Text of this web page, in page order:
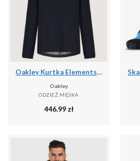
Oakley Kurtka Elements Shell 2.0 Foa406090-02E
Oakley
ODZIEŻ MĘSKA
446.99 zł